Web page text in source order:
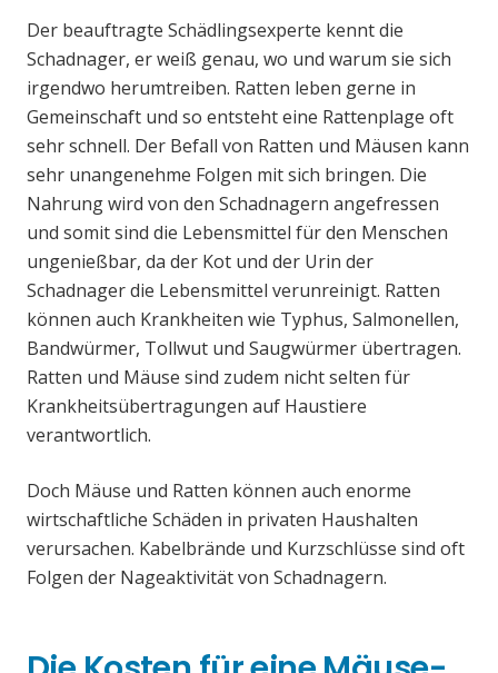
Der beauftragte Schädlingsexperte kennt die
Schadnager, er weiß genau, wo und warum sie sich
irgendwo herumtreiben. Ratten leben gerne in
Gemeinschaft und so entsteht eine Rattenplage oft
sehr schnell. Der Befall von Ratten und Mäusen kann
sehr unangenehme Folgen mit sich bringen. Die
Nahrung wird von den Schadnagern angefressen
und somit sind die Lebensmittel für den Menschen
ungenießbar, da der Kot und der Urin der
Schadnager die Lebensmittel verunreinigt. Ratten
können auch Krankheiten wie Typhus, Salmonellen,
Bandwürmer, Tollwut und Saugwürmer übertragen.
Ratten und Mäuse sind zudem nicht selten für
Krankheitsübertragungen auf Haustiere
verantwortlich.
Doch Mäuse und Ratten können auch enorme
wirtschaftliche Schäden in privaten Haushalten
verursachen. Kabelbrände und Kurzschlüsse sind oft
Folgen der Nageaktivität von Schadnagern.